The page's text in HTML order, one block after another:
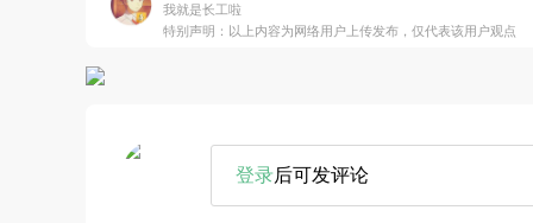
我就是长工啦
特别声明：以上内容为网络用户上传发布，仅代表该用户观点
登录后可发评论